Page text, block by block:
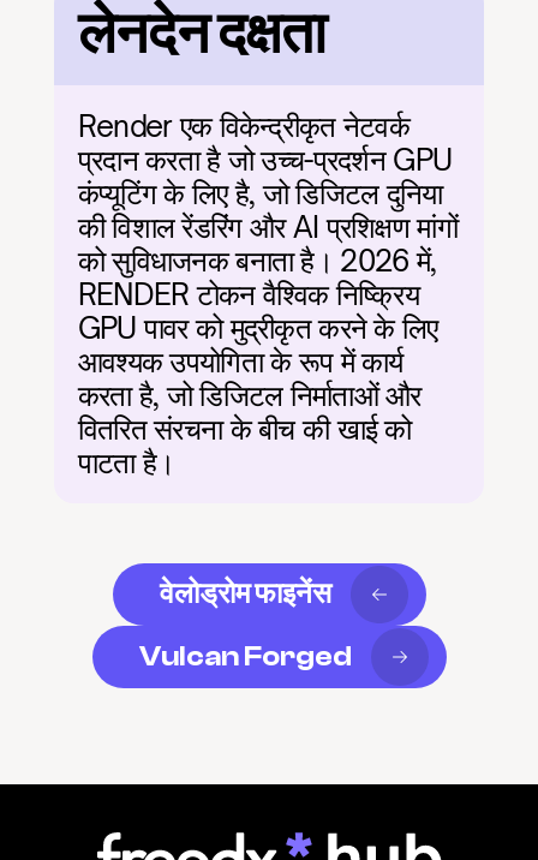
लेनदेन दक्षता
Render एक विकेन्द्रीकृत नेटवर्क
प्रदान करता है जो उच्च-प्रदर्शन GPU
कंप्यूटिंग के लिए है, जो डिजिटल दुनिया
की विशाल रेंडरिंग और AI प्रशिक्षण मांगों
को सुविधाजनक बनाता है। 2026 में,
RENDER टोकन वैश्विक निष्क्रिय
GPU पावर को मुद्रीकृत करने के लिए
आवश्यक उपयोगिता के रूप में कार्य
करता है, जो डिजिटल निर्माताओं और
वितरित संरचना के बीच की खाई को
पाटता है।
वेलोड्रोम फाइनेंस
Vulcan Forged